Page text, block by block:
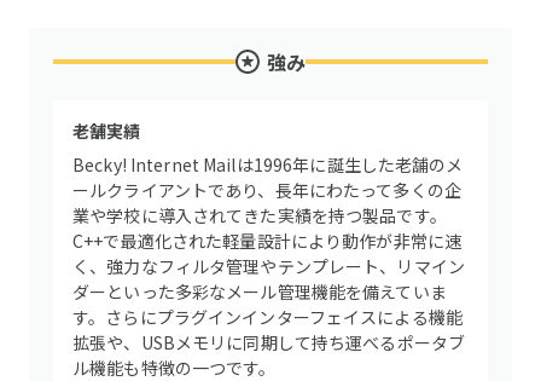
強み
老舗実績
Becky! Internet Mailは1996年に誕生した老舗のメ
ールクライアントであり、長年にわたって多くの企
業や学校に導入されてきた実績を持つ製品です。
C++で最適化された軽量設計により動作が非常に速
く、強力なフィルタ管理やテンプレート、リマイン
ダーといった多彩なメール管理機能を備えていま
す。さらにプラグインインターフェイスによる機能
拡張や、USBメモリに同期して持ち運べるポータブ
ル機能も特徴の一つです。